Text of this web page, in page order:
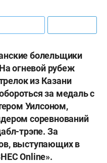
болельщики
огневой рубеж
из Казани
за медаль с
Уилсоном,
соревнований
трэпе. За
выступающих в
Online».